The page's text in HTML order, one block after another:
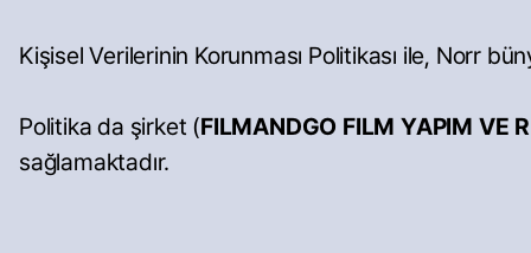
Kişisel Verilerinin Korunması Politikası ile, Norr
Politika da şirket (FILMANDGO FILM YAPIM VE
sağlamaktadır.